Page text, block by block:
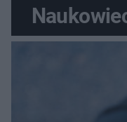
od lat